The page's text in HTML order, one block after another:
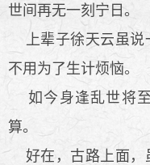
世间再无一刻宁日。
上辈子徐天云虽说
不用为了生计烦恼。
如今身逢乱世将
算。
好在，古路上面，